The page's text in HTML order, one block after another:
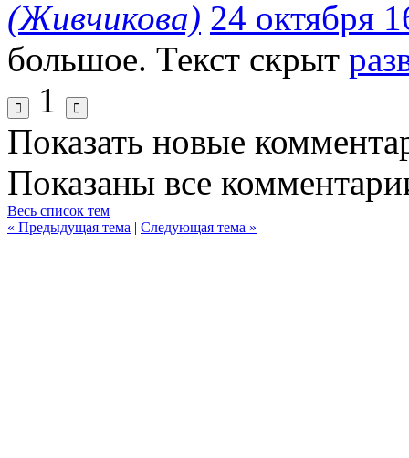
(Живчикова) 24 октября
большое. Текст скрыт
1
Показать новые
Показаны все
Весь список тем
« Предыдущая тема | Следующая тема »